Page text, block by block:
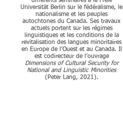
Universität Berlin sur le fédéralisme, le
nationalisme et les peuples
autochtones du Canada. Ses travaux
actuels portent sur les régimes
linguistiques et les conditions de la
revitalisation des langues minoritaires
en Europe de l’Ouest et au Canada. Il
est codirecteur de l’ouvrage
Dimensions of Cultural Security for
National and Linguistic Minorities
(Peter Lang, 2021).